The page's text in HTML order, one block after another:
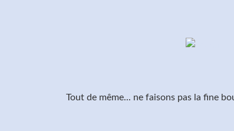
Tout de même... ne faisons pas la fine